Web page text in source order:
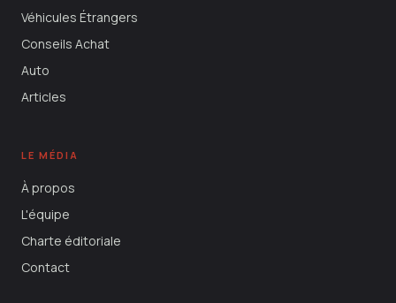
Véhicules Étrangers
Conseils Achat
Auto
Articles
LE MÉDIA
À propos
L'équipe
Charte éditoriale
Contact